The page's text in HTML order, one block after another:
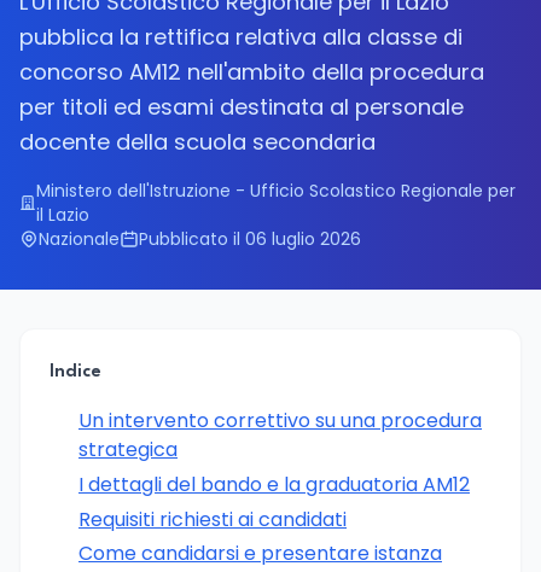
pubblica la rettifica relativa alla classe di
concorso AM12 nell'ambito della procedura
per titoli ed esami destinata al personale
docente della scuola secondaria
Ministero dell'Istruzione - Ufficio Scolastico Regionale per
il Lazio
Nazionale
Pubblicato il 06 luglio 2026
Indice
Un intervento correttivo su una procedura
strategica
I dettagli del bando e la graduatoria AM12
Requisiti richiesti ai candidati
Come candidarsi e presentare istanza